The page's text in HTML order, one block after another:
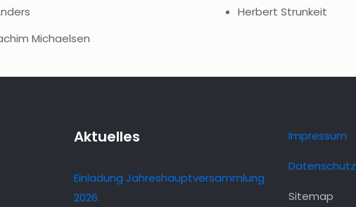
Michaelsen
Herbert Strunkeit
Aktuelles
Einladung Jahreshauptversammlung
2026
Impressum
Datenschutz
Sitemap